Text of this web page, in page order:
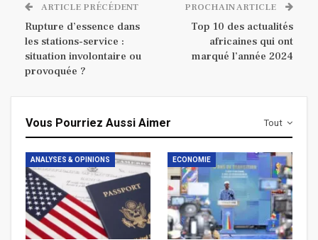
ARTICLE PRÉCÉDENT
Rupture d’essence dans
les stations-service :
situation involontaire ou
provoquée ?
PROCHAIN ARTICLE
Top 10 des actualités
africaines qui ont
marqué l’année 2024
Tout
Vous Pourriez Aussi Aimer
ANALYSES & OPINIONS ECONOMIE